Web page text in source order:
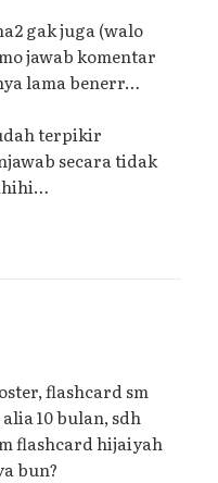
gak juga (walo
jawab komentar
lama benerr…
terpikir
secara tidak
flashcard sm
10 bulan, sdh
flashcard hijaiyah
bun?